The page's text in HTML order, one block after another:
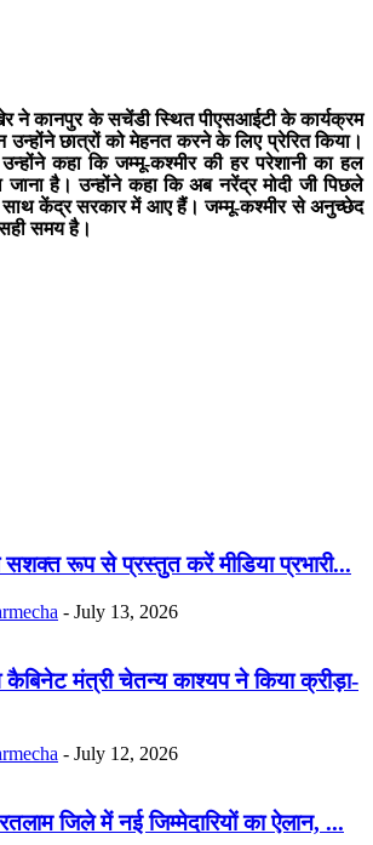
ने कानपुर के सचेंडी स्थित पीएसआईटी के कार्यक्रम
उन्होंने छात्रों को मेहनत करने के लिए प्रेरित किया।
कहा कि जम्मू-कश्मीर की हर परेशानी का हल
है। उन्होंने कहा कि अब नरेंद्र मोदी जी पिछले
केंद्र सरकार में आए हैं। जम्मू-कश्मीर से अनुच्छेद
समय है।
सशक्त रूप से प्रस्तुत करें मीडिया प्रभारी...
- July 13, 2026
व कैबिनेट मंत्री चेतन्य काश्यप ने किया क्रीड़ा-
- July 12, 2026
रतलाम जिले में नई जिम्मेदारियों का ऐलान, ...